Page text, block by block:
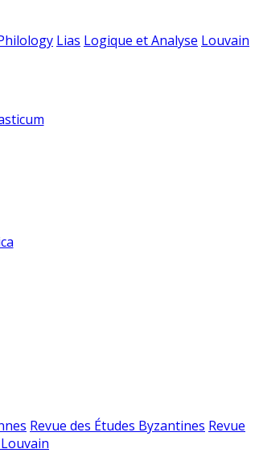
Lias Logique et Analyse Louvain
Revue des Études Byzantines Revue